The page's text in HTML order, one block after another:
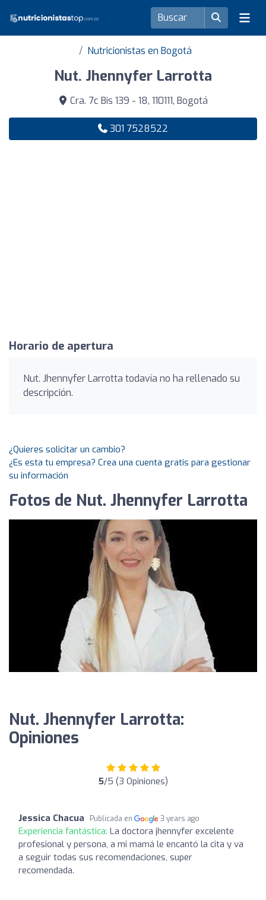
Nutricionistas en Bogotá
Nut. Jhennyfer Larrotta
Cra. 7c Bis 139 - 18, 110111, Bogotá
301 7528522
Horario de apertura
Nut. Jhennyfer Larrotta todavía no ha rellenado su
descripción.
¿Quieres solicitar un cambio?
¿Es esta tu empresa? Crea una cuenta gratis para gestionar
su información
Fotos de Nut. Jhennyfer Larrotta
Nut. Jhennyfer Larrotta:
Opiniones
5/5 (3 Opiniones)
Jessica Chacua Publicada en 3 years ago
Experiencia fantástica: La doctora jhennyfer excelente
profesional y persona, a mi mamá le encantó la cita y va
a seguir todas sus recomendaciones, super
recomendada.